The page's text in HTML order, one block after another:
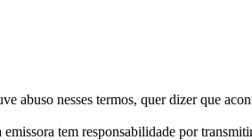
abuso nesses termos, quer dizer que
tem responsabilidade por